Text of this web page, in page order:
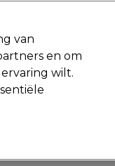
Nieuwe
van
en om
wilt.